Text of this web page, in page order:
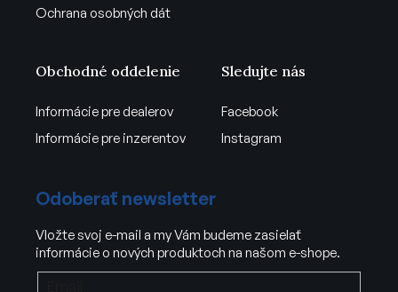
Ochrana osobných dát
Obchodné oddelenie
Informácie pre dealerov
Informácie pre inzerentov
Sledujte nás
Facebook
Instagram
Odoberať newsletter
Vložte svoj e-mail a my Vám budeme zasielať
informácie o nových produktoch na našom e-shope.